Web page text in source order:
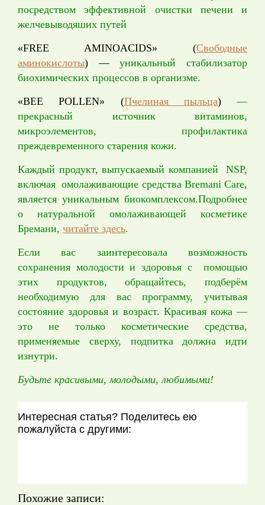
посредством эффективной очистки печени и
желчевыводяших путей
«FREE AMINOACIDS» (Свободные
аминокислоты) —уникальный стабилизатор
биохимических процессов в организме.
«BEE POLLEN» (Пчелиная пыльца)—
прекрасный источник витаминов,
микроэлементов, профилактика
преждевременного старения кожи.
Каждый продукт, выпускаемый компанией NSP,
включаяомолаживающие средства Bremani Care,
является уникальным биокомплексом.Подробнее
о натуральной омолаживающей косметике
Бремани, читайте здесь.
Если вас заинтересовала возможность
сохранения молодости и здоровья с помощью
этих продуктов, обращайтесь, подберём
необходимую для вас программу, учитывая
состояние здоровья и возраст. Красивая кожа —
это не только косметические средства,
применяемые сверху, подпитка должна идти
изнутри.
Будьте красивыми, молодыми, любимыми!
Интересная статья? Поделитесь ею
пожалуйста с другими:
Похожие записи: